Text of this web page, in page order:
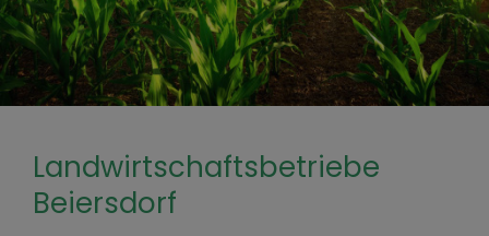
Landwirtschaftsbetriebe
Beiersdorf